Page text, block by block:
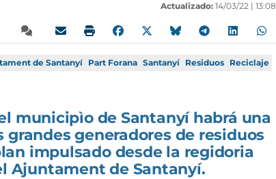
Actualizado: 14/03/22 | 13:08
de Santanyí Part Forana Santanyí Residuos Reciclaje
municipìo de Santanyí habrá una
grandes generadores de residuos
impulsado desde la regidoria
Ajuntament de Santanyí.